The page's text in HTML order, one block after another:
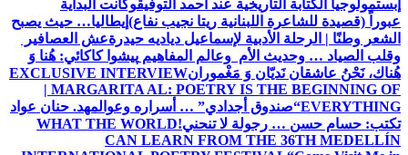
إبستمولوجيا الكتابة التاريخية عند أحمد التوفيقوكانت البداية
عبوراً (قصيدة للشاعرة اللبنانية ريتا نجيب نفاع) إيطاليا… حيث يصبح
الشعر وطنًا | الرحلة الأدبية لإسماعيل دياديه حيدرةعش العصافير
وقلب الصياد … وحديث الأم وعالم المفاهيم پیشوا کاکائي: هُنا وَ
هُناك، نَحْنُ عاشقان نَديّان وَ مَغْمورانEXCLUSIVE INTERVIEW
| MARGARITA AL: POETRY IS THE BEGINNING OF
EVERYTHING“صندوق أجدادي” … أسراره وعوالمهد. حنان عواد
تكتب: حسام حسن … رجولة لا تنحني!WHAT THE WORLD
CAN LEARN FROM THE 36TH MEDELLÍN